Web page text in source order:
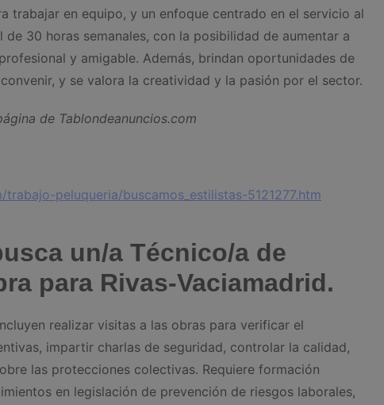
trabajar en equipo, y un enfoque centrado en el servicio al
30 horas semanales, con la posibilidad de aumentar a
y amigable. Además, brindan oportunidades de
y se valora la creatividad y la pasión por el sector.
de Tablondeanuncios.com
peluqueria/buscamos_estilistas-5121277.htm
un/a Técnico/a de
para Rivas-Vaciamadrid.
realizar visitas a las obras para verificar el
impartir charlas de seguridad, controlar la calidad,
las protecciones colectivas. Requiere formación
en legislación de prevención de riesgos laborales,